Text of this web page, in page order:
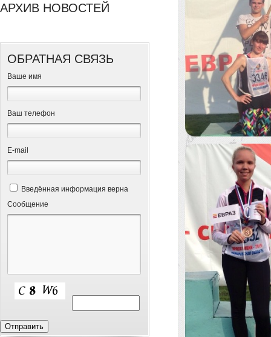
АРХИВ НОВОСТЕЙ
ОБРАТНАЯ СВЯЗЬ
Ваше имя
Ваш телефон
Е-mail
Введённая информация верна
Сообщение